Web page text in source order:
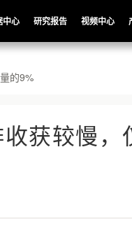
中心 研究报告 视频中心
的9%
获较慢，